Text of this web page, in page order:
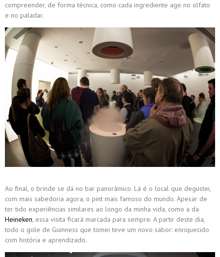
compreender, de forma técnica, como cada ingrediente age no olfato
e no paladar.
Ao final, o brinde se dá no bar panorâmico. Lá é o local que degustei,
com mais sabedoria agora, o pint mais famoso do mundo. Apesar de
ter tido experiências similares ao longo da minha vida, como a da
Heineken, essa visita ficará marcada para sempre. A partir deste dia,
todo o gole de Guinness que tomei teve um novo sabor: enriquecido
com história e aprendizado.